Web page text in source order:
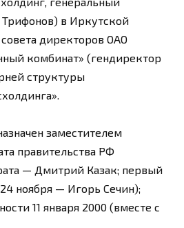
в Иркутской
директоров ОАО
комбинат» (гендиректор
структуры
заместителем
правительства РФ
— Дмитрий Казак; первый
ноября — Игорь Сечин);
11 января 2000 (вместе с